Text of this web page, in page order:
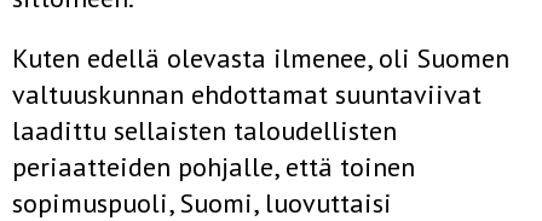
Kuten edellä olevasta ilmenee, oli Suomen
valtuuskunnan ehdottamat suuntaviivat
laadittu sellaisten taloudellisten
periaatteiden pohjalle, että toinen
sopimuspuoli, Suomi, luovuttaisi